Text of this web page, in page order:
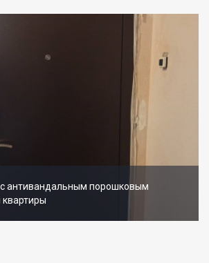
антивандальным порошковым